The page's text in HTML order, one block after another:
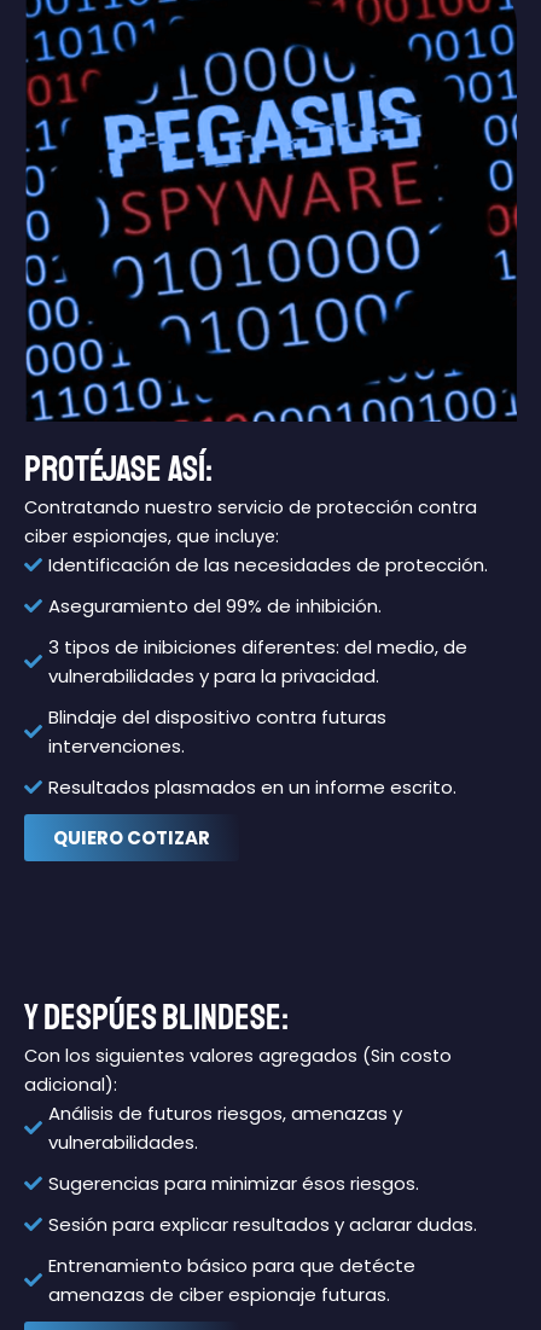
PROTÉJASE ASÍ:
Contratando nuestro servicio de protección contra
ciber espionajes, que incluye:
Identificación de las necesidades de protección.
Aseguramiento del 99% de inhibición.
3 tipos de inibiciones diferentes: del medio, de
vulnerabilidades y para la privacidad.
Blindaje del dispositivo contra futuras
intervenciones.
Resultados plasmados en un informe escrito.
QUIERO COTIZAR
Y DESPÚES BLINDESE:
Con los siguientes valores agregados (Sin costo
adicional):
Análisis de futuros riesgos, amenazas y
vulnerabilidades.
Sugerencias para minimizar ésos riesgos.
Sesión para explicar resultados y aclarar dudas.
Entrenamiento básico para que detécte
amenazas de ciber espionaje futuras.